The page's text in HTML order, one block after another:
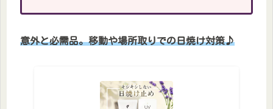
意外と必需品。移動や場所取りでの日焼け対策♪